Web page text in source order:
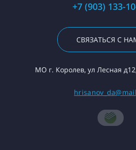
+7 (903) 133-
СВЯЗАТЬСЯ С
МО г. Королев, ул Лесная